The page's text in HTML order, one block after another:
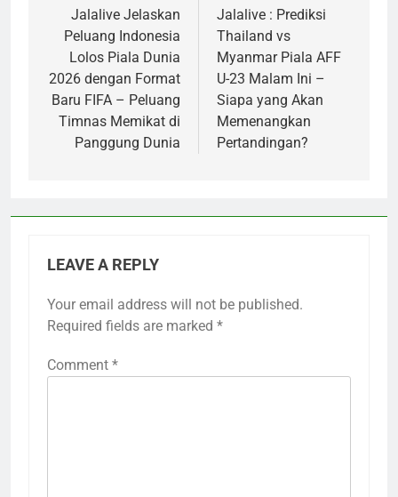
navigation
Jalalive Jelaskan
Peluang Indonesia
Lolos Piala Dunia
2026 dengan Format
Baru FIFA – Peluang
Timnas Memikat di
Panggung Dunia
Jalalive : Prediksi
Thailand vs
Myanmar Piala AFF
U-23 Malam Ini –
Siapa yang Akan
Memenangkan
Pertandingan?
LEAVE A REPLY
Your email address will not be published.
Required fields are marked *
Comment *